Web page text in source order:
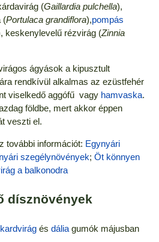
(Gaillardia pulchella),
(Portulaca grandiflora),pompás
keskenylevelű rézvirág (Zinnia
ágyások a kipusztult
rendkívül alkalmas az ezüstfehér
viselkedő aggófű vagy hamvaska.
földbe, mert akkor éppen
veszti el.
további információt: Egynyári
szegélynövények; Öt könnyen
a balkonodra
dísznövények
kardvirágés dáliagumók májusban